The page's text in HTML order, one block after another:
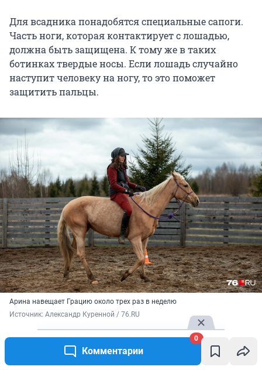
Комментарии
0
Для всадника понадобятся специальные сапоги.
Часть ноги, которая контактирует с лошадью,
должна быть защищена. К тому же в таких
ботинках твердые носы. Если лошадь случайно
наступит человеку на ногу, то это поможет
защитить пальцы.
Арина навещает Грацию около трех раз в неделю
Источник: Александр Куренной / 76.RU
Как тренируют лошадей
Как кинолог, занимающийся дрессировкой собак,